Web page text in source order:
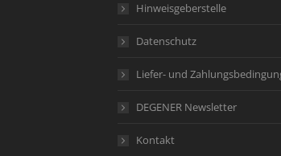
Hinweisgeberstelle
Datenschutz
Liefer- und
DEGENER Newsletter
Kontakt